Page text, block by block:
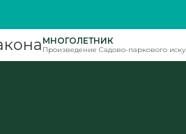
МНОГОЛЕТНИК
Произведение Садово-паркового